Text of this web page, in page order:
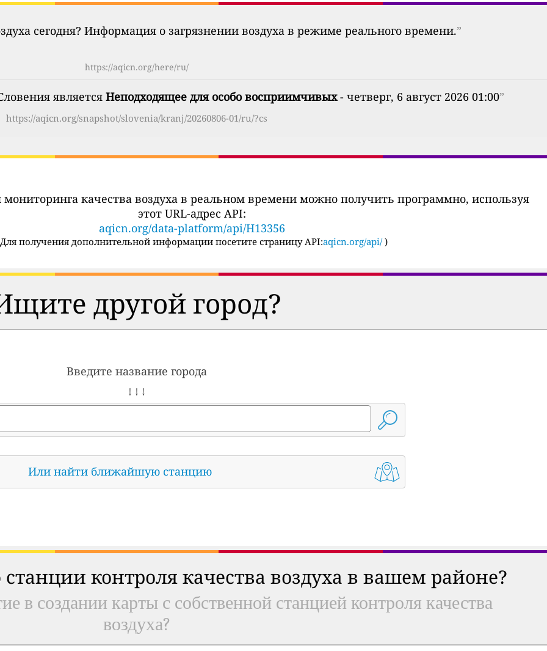
сегодня? Информация о загрязнении воздуха в режиме реального времени.”
https://aqicn.org/here/ru/
является Неподходящее для особо восприимчивых- четверг, 6 август 2026 01:00”
https://aqicn.org/snapshot/slovenia/kranj/20260806-01/ru/?cs
качества воздуха в реальном времени можно получить программно, используя
этот URL-адрес API:
aqicn.org/data-platform/api/H13356
Для получения дополнительной информации посетите страницу API:aqicn.org/api/ )
другой город?
Введите название города
↓ ↓ ↓
Или найти ближайшую станцию
контроля качества воздуха в вашем районе?
в создании карты с собственной станцией контроля качества
воздуха?